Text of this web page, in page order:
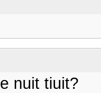
nuit tiuit?